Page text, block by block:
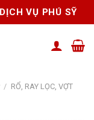
VỤ PHÚ SỸ
/ RỔ, RAY LỌC, VỢT